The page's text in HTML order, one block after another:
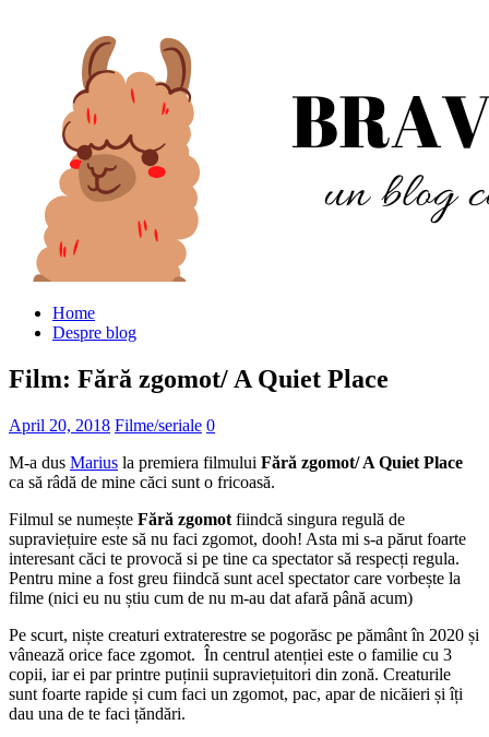
Home
Despre blog
Film: Fără zgomot/ A Quiet Place
April 20, 2018 Filme/seriale 0
M-a dus Marius la premiera filmului Fără zgomot/ A Quiet Place
ca să râdă de mine căci sunt o fricoasă.
Filmul se numește Fără zgomot fiindcă singura regulă de
supraviețuire este să nu faci zgomot, dooh! Asta mi s-a părut foarte
interesant căci te provocă si pe tine ca spectator să respecți regula.
Pentru mine a fost greu fiindcă sunt acel spectator care vorbește la
filme (nici eu nu știu cum de nu m-au dat afară până acum)
Pe scurt, niște creaturi extraterestre se pogorăsc pe pământ în 2020 și
vânează orice face zgomot. În centrul atenției este o familie cu 3
copii, iar ei par printre puținii supraviețuitori din zonă. Creaturile
sunt foarte rapide și cum faci un zgomot, pac, apar de nicăieri și îți
dau una de te faci țăndări.